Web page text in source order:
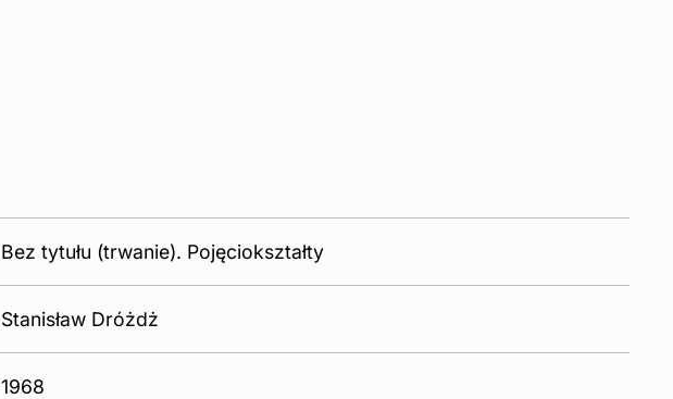
Bez tytułu (trwanie). Pojęciokształty
Stanisław Dróżdż
1968